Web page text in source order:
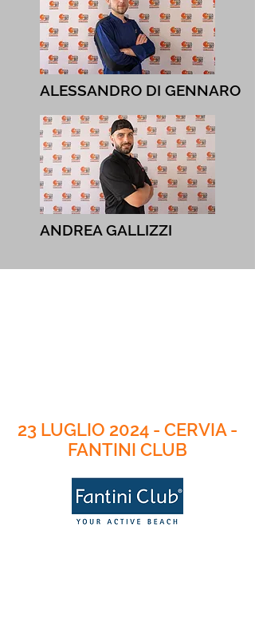
ALESSANDRO DI GENNARO
ANDREA GALLIZZI
23 LUGLIO 2024 - CERVIA -
FANTINI CLUB